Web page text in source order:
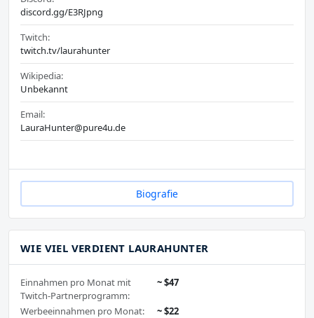
discord.gg/E3RJpng
Twitch:
twitch.tv/laurahunter
Wikipedia:
Unbekannt
Email:
LauraHunter@pure4u.de
Biografie
WIE VIEL VERDIENT LAURAHUNTER
Einnahmen pro Monat mit
Twitch-Partnerprogramm:
~ $47
Werbeeinnahmen pro Monat:
~ $22